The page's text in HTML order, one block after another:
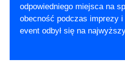
odpowiedniego miejsca na
obecność podczas imprezy
event odbył się na